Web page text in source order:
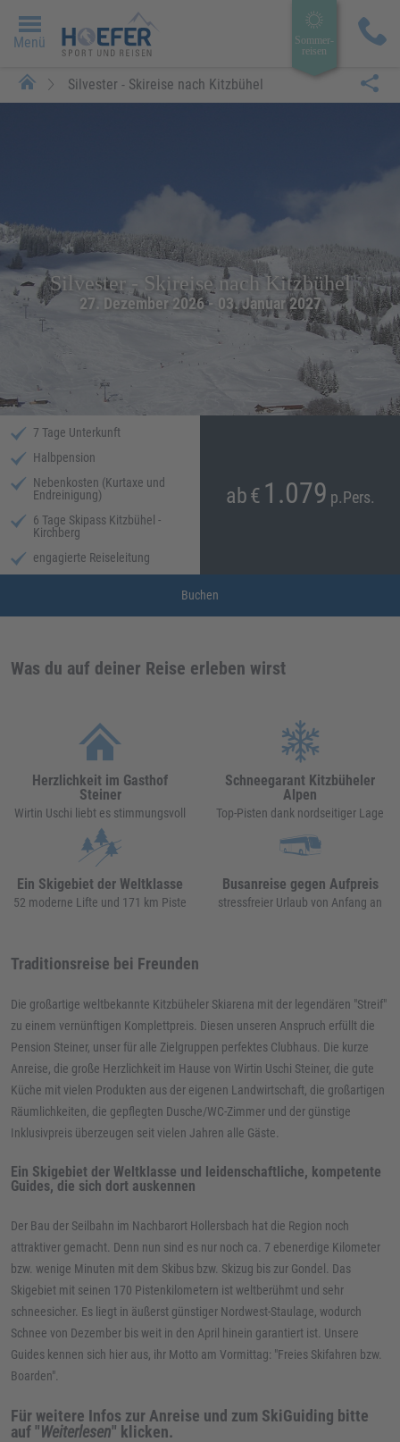
Menü
Sommer­
reisen
Silvester - Skireise nach Kitzbühel
Silvester - Skireise nach Kitzbühel
27. Dezember 2026 - 03. Januar 2027
ab€ 1.079 p.Pers.
7 Tage Unterkunft
Halbpension
Nebenkosten (Kurtaxe und
Endreinigung)
6 Tage Skipass Kitzbühel -
Kirchberg
engagierte Reiseleitung
Buchen
Was du auf deiner Reise erleben wirst
Herzlichkeit im Gasthof
Steiner
Wirtin Uschi liebt es stimmungsvoll
Schneegarant Kitzbüheler
Alpen
Top-Pisten dank nordseitiger Lage
Ein Skigebiet der Weltklasse
52 moderne Lifte und 171 km Piste
Busanreise gegen Aufpreis
stressfreier Urlaub von Anfang an
Traditionsreise bei Freunden
Die großartige weltbekannte Kitzbüheler Skiarena mit der legendären "Streif"
zu einem vernünftigen Komplettpreis. Diesen unseren Anspruch erfüllt die
Pension Steiner, unser für alle Zielgruppen perfektes Clubhaus. Die kurze
Anreise, die große Herzlichkeit im Hause von Wirtin Uschi Steiner, die gute
Küche mit vielen Produkten aus der eigenen Landwirtschaft, die großartigen
Räumlichkeiten, die gepflegten Dusche/WC-Zimmer und der günstige
Inklusivpreis überzeugen seit vielen Jahren alle Gäste.
Ein Skigebiet der Weltklasse und leidenschaftliche, kompetente
Guides, die sich dort auskennen
Der Bau der Seilbahn im Nachbarort Hollersbach hat die Region noch
attraktiver gemacht. Denn nun sind es nur noch ca. 7 ebenerdige Kilometer
bzw. wenige Minuten mit dem Skibus bzw. Skizug bis zur Gondel. Das
Skigebiet mit seinen 170 Pistenkilometern ist weltberühmt und sehr
schneesicher. Es liegt in äußerst günstiger Nordwest-Staulage, wodurch
Schnee von Dezember bis weit in den April hinein garantiert ist. Unsere
Guides kennen sich hier aus, ihr Motto am Vormittag: "Freies Skifahren bzw.
Boarden".
Für weitere Infos zur Anreise und zum SkiGuiding bitte
auf "Weiterlesen" klicken.